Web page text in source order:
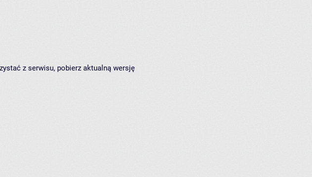
z serwisu, pobierz aktualną wersję